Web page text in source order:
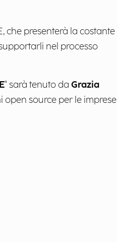
che presenterà la costante
nel processo
" sarà tenuto da Grazia
open source per le imprese